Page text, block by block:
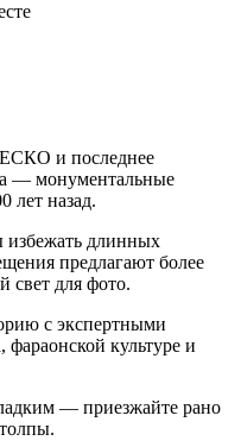
и последнее
— монументальные
лет назад.
избежать длинных
предлагают более
свет для фото.
с экспертными
фараонской культуре и
— приезжайте рано